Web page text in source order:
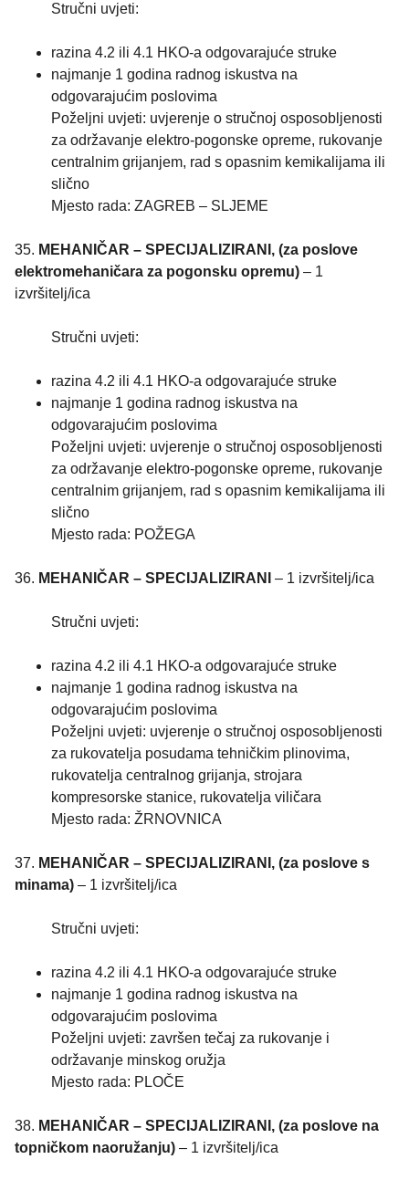
Stručni uvjeti:
razina 4.2 ili 4.1 HKO-a odgovarajuće struke
najmanje 1 godina radnog iskustva na
odgovarajućim poslovima
Poželjni uvjeti: uvjerenje o stručnoj osposobljenosti
za održavanje elektro-pogonske opreme, rukovanje
centralnim grijanjem, rad s opasnim kemikalijama ili
slično
Mjesto rada: ZAGREB – SLJEME
35. MEHANIČAR – SPECIJALIZIRANI, (za poslove
elektromehaničara za pogonsku opremu) – 1
izvršitelj/ica
Stručni uvjeti:
razina 4.2 ili 4.1 HKO-a odgovarajuće struke
najmanje 1 godina radnog iskustva na
odgovarajućim poslovima
Poželjni uvjeti: uvjerenje o stručnoj osposobljenosti
za održavanje elektro-pogonske opreme, rukovanje
centralnim grijanjem, rad s opasnim kemikalijama ili
slično
Mjesto rada: POŽEGA
36. MEHANIČAR – SPECIJALIZIRANI – 1 izvršitelj/ica
Stručni uvjeti:
razina 4.2 ili 4.1 HKO-a odgovarajuće struke
najmanje 1 godina radnog iskustva na
odgovarajućim poslovima
Poželjni uvjeti: uvjerenje o stručnoj osposobljenosti
za rukovatelja posudama tehničkim plinovima,
rukovatelja centralnog grijanja, strojara
kompresorske stanice, rukovatelja viličara
Mjesto rada: ŽRNOVNICA
37. MEHANIČAR – SPECIJALIZIRANI, (za poslove s
minama) – 1 izvršitelj/ica
Stručni uvjeti:
razina 4.2 ili 4.1 HKO-a odgovarajuće struke
najmanje 1 godina radnog iskustva na
odgovarajućim poslovima
Poželjni uvjeti: završen tečaj za rukovanje i
održavanje minskog oružja
Mjesto rada: PLOČE
38. MEHANIČAR – SPECIJALIZIRANI, (za poslove na
topničkom naoružanju) – 1 izvršitelj/ica